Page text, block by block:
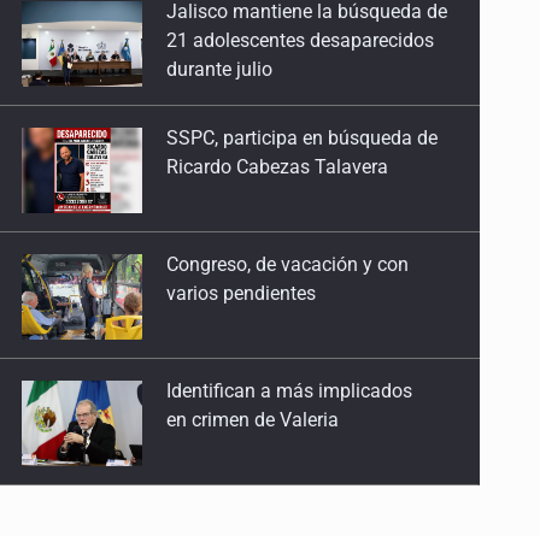
25 de Julio de 2026
Quinto Patio
24 de Julio de 2026
Quinto Patio
Quinto Patio
22 de Julio de 2026
Quinto Patio
21 de Julio de 2026
SSPC, participa en búsqueda de
Ricardo Cabezas Talavera
Congreso, de vacación y con
varios pendientes
Identifican a más implicados
en crimen de Valeria
Capturan en Zapopan a
defraudador de paquetes